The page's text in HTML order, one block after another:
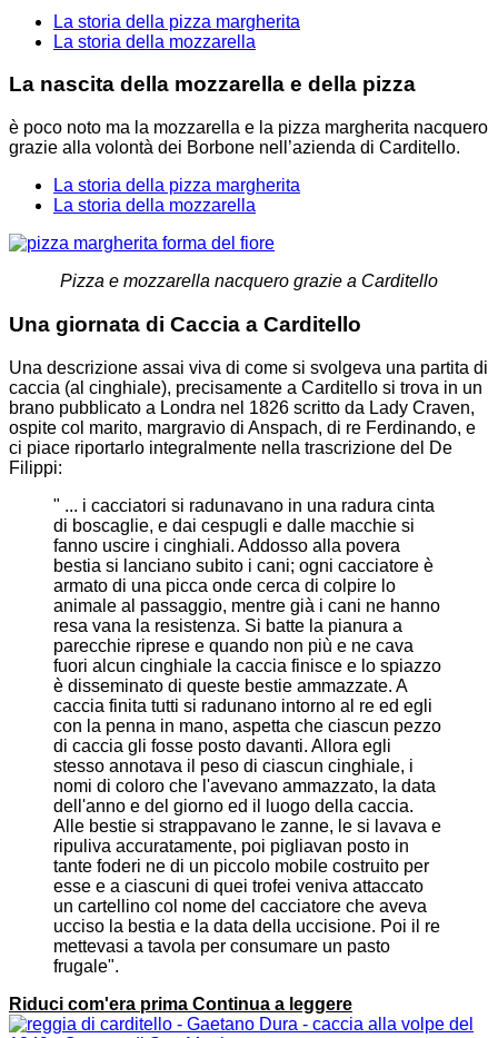
La storia della pizza margherita
La storia della mozzarella
La nascita della mozzarella e della pizza
è poco noto ma la mozzarella e la pizza margherita nacquero
grazie alla volontà dei Borbone nell’azienda di Carditello.
La storia della pizza margherita
La storia della mozzarella
Pizza e mozzarella nacquero grazie a Carditello
Una giornata di Caccia a Carditello
Una descrizione assai viva di come si svolgeva una partita di
caccia (al cinghiale), precisamente a Carditello si trova in un
brano pubblicato a Londra nel 1826 scritto da Lady Craven,
ospite col marito, margravio di Anspach, di re Ferdinando, e
ci piace riportarlo integralmente nella trascrizione del De
Filippi:
" ... i cacciatori si radunavano in una radura cinta
di boscaglie, e dai cespugli e dalle macchie si
fanno uscire i cinghiali. Addosso alla povera
bestia si lanciano subito i cani; ogni cacciatore è
armato di una picca onde cerca di colpire lo
animale al passaggio, mentre già i cani ne hanno
resa vana la resistenza. Si batte la pianura a
parecchie riprese e quando non più e ne cava
fuori alcun cinghiale la caccia finisce e lo spiazzo
è disseminato di queste bestie ammazzate. A
caccia finita tutti si radunano intorno al re ed egli
con la penna in mano, aspetta che ciascun pezzo
di caccia gli fosse posto davanti. Allora egli
stesso annotava il peso di ciascun cinghiale, i
nomi di coloro che l'avevano ammazzato, la data
dell'anno e del giorno ed il luogo della caccia.
Alle bestie si strappavano le zanne, le si lavava e
ripuliva accuratamente, poi pigliavan posto in
tante foderi ne di un piccolo mobile costruito per
esse e a ciascuni di quei trofei veniva attaccato
un cartellino col nome del cacciatore che aveva
ucciso la bestia e la data della uccisione. Poi il re
mettevasi a tavola per consumare un pasto
frugale".
Riduci com'era prima Continua a leggere